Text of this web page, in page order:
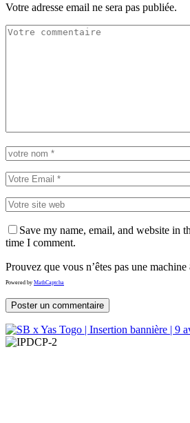
Votre adresse email ne sera pas publiée.
Save my name, email, and website in
time I comment.
Prouvez que vous n’êtes pas une machine
Powered by MathCaptcha